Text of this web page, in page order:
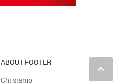
keyboard_arrow_up
ABOUT FOOTER
Chi siamo